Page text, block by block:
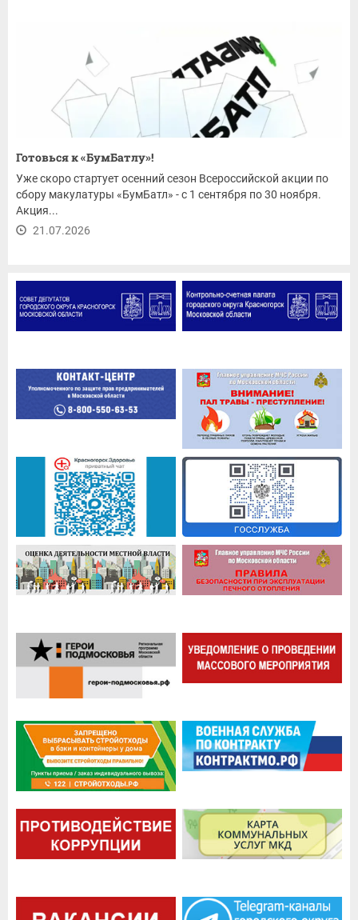
Готовься к «БумБатлу»!
Уже скоро стартует осенний сезон Всероссийской акции по
сбору макулатуры «БумБатл» - с 1 сентября по 30 ноября.
Акция...
21.07.2026